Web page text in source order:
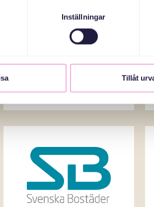
Inställningar
Tillåt